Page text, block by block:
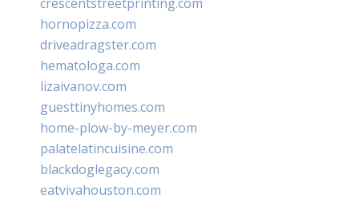
hornopizza.com
driveadragster.com
hematologa.com
lizaivanov.com
guesttinyhomes.com
home-plow-by-meyer.com
palatelatincuisine.com
blackdoglegacy.com
eatvivahouston.com